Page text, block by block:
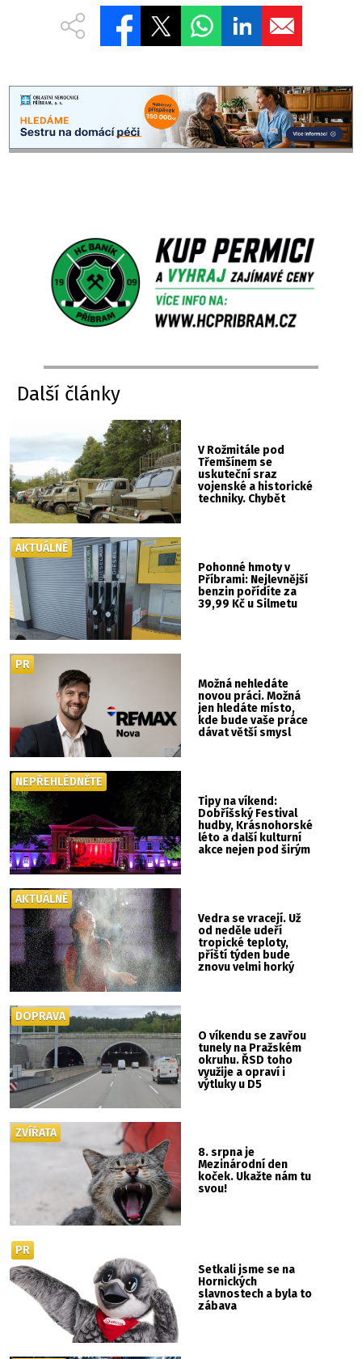
Další články
V Rožmitále pod
Třemšínem se
uskuteční sraz
vojenské a historické
techniky. Chybět
Pohonné hmoty v
Příbrami: Nejlevnější
benzin pořídíte za
39,99 Kč u Silmetu
AKTUÁLNĚ
Možná nehledáte
novou práci. Možná
jen hledáte místo,
kde bude vaše práce
dávat větší smysl
PR
Tipy na víkend:
Dobříšský Festival
hudby, Krásnohorské
léto a další kulturní
akce nejen pod širým
NEPŘEHLÉDNĚTE
Vedra se vracejí. Už
od neděle udeří
tropické teploty,
příští týden bude
znovu velmi horký
AKTUÁLNĚ
O víkendu se zavřou
tunely na Pražském
okruhu. ŘSD toho
využije a opraví i
výtluky u D5
DOPRAVA
8. srpna je
Mezinárodní den
koček. Ukažte nám tu
svou!
ZVÍŘATA
Setkali jsme se na
Hornických
slavnostech a byla to
zábava
PR